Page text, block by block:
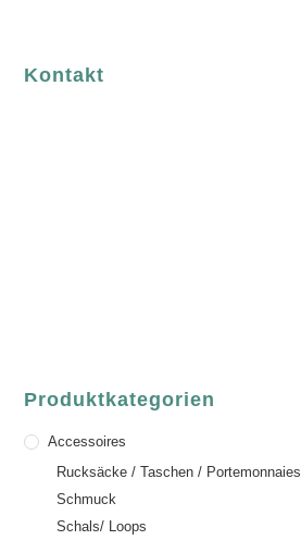
Kontakt
Produktkategorien
Accessoires
Rucksäcke / Taschen / Portemonnaies
Schmuck
Schals/ Loops